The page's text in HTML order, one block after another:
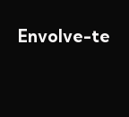
Envolve-te